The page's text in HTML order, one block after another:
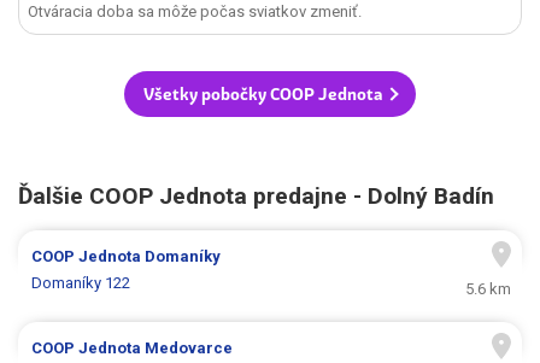
Otváracia doba sa môže počas sviatkov zmeniť.
Všetky pobočky COOP Jednota
Ďalšie COOP Jednota predajne - Dolný Badín
COOP Jednota Domaníky
Domaníky 122
5.6 km
COOP Jednota Medovarce